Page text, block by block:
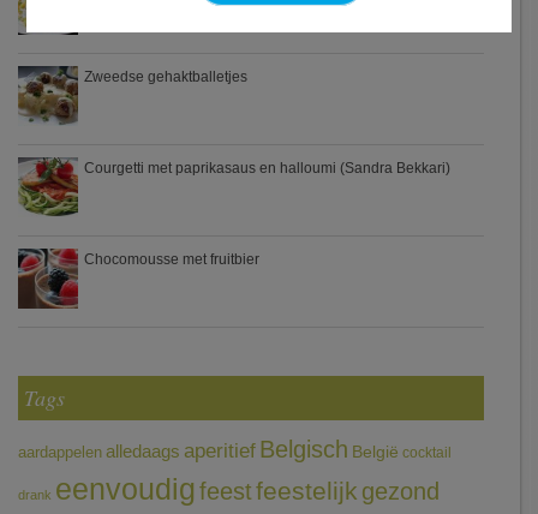
Zweedse gehaktballetjes
Courgetti met paprikasaus en halloumi (Sandra Bekkari)
Chocomousse met fruitbier
Tags
aardappelen alledaags aperitief Belgisch België cocktail
drank eenvoudigfeestfeestelijk gezond